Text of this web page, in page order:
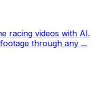
racing videos with AI.
through any ...